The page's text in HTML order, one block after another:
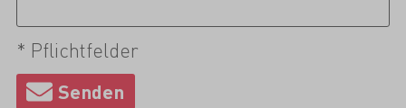
* Pflichtfelder